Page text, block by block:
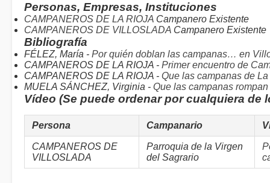
Personas, Empresas, Instituciones
CAMPANEROS DE LA RIOJA Campanero Existente
CAMPANEROS DE VILLOSLADA Campanero Existente
Bibliografía
FÉLEZ, María - Por quién doblan las campanas… en
CAMPANEROS DE LA RIOJA - Primer encuentro de
CAMPANEROS DE LA RIOJA - Que las campanas de
MUELA SÁNCHEZ, Virginia - Que las campanas
Vídeo (Se puede ordenar por cualquiera de
Persona Campanario
CAMPANEROS DE
VILLOSLADA
Parroquia de la Virgen
del Sagrario